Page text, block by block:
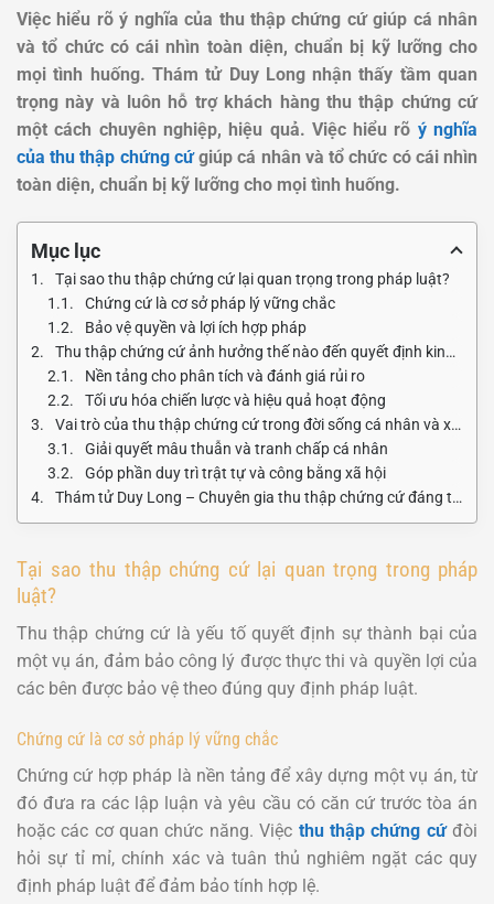
Việc hiểu rõý nghĩa của thu thập chứng cứgiúp cá nhân
và tổ chức có cái nhìn toàn diện, chuẩn bị kỹ lưỡng cho
mọi tình huống. Thám tử Duy Long nhận thấy tầm quan
trọng này và luôn hỗ trợ khách hàng thu thập chứng cứ
một cách chuyên nghiệp, hiệu quả. Việc hiểu rõ ý nghĩa
của thu thập chứng cứgiúp cá nhân và tổ chức có cái nhìn
toàn diện, chuẩn bị kỹ lưỡng cho mọi tình huống.
Mục lục
Tại sao thu thập chứng cứ lại quan trọng trong pháp luật?
Chứng cứ là cơ sở pháp lý vững chắc
Bảo vệ quyền và lợi ích hợp pháp
Thu thập chứng cứ ảnh hưởng thế nào đến quyết định kinh doanh?
Nền tảng cho phân tích và đánh giá rủi ro
Tối ưu hóa chiến lược và hiệu quả hoạt động
Vai trò của thu thập chứng cứ trong đời sống cá nhân và xã hội?
Giải quyết mâu thuẫn và tranh chấp cá nhân
Góp phần duy trì trật tự và công bằng xã hội
Thám tử Duy Long – Chuyên gia thu thập chứng cứ đáng tin cậy
Tại sao thu thập chứng cứ lại quan trọng trong pháp
luật?
Thu thập chứng cứ là yếu tố quyết định sự thành bại của
một vụ án, đảm bảo công lý được thực thi và quyền lợi của
các bên được bảo vệ theo đúng quy định pháp luật.
Chứng cứ là cơ sở pháp lý vững chắc
Chứng cứ hợp pháp là nền tảng để xây dựng một vụ án, từ
đó đưa ra các lập luận và yêu cầu có căn cứ trước tòa án
hoặc các cơ quan chức năng. Việc thu thập chứng cứđòi
hỏi sự tỉ mỉ, chính xác và tuân thủ nghiêm ngặt các quy
định pháp luật để đảm bảo tính hợp lệ.